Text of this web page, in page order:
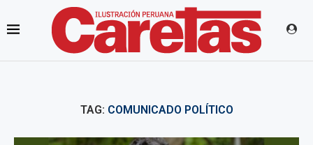
TAG: COMUNICADO POLÍTICO